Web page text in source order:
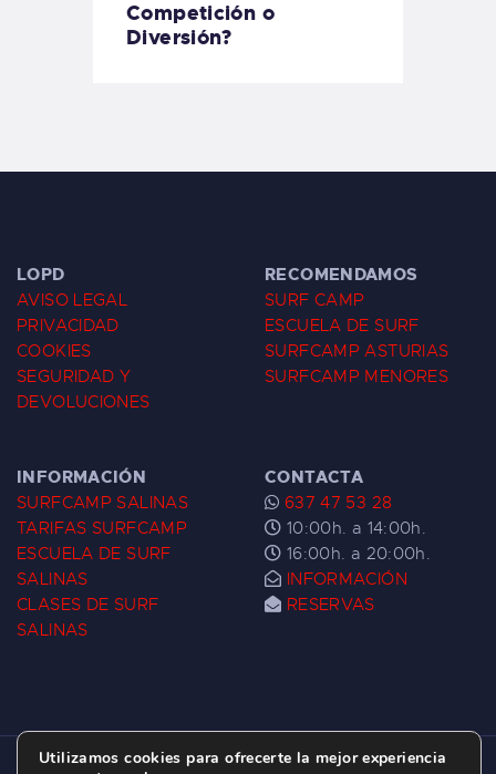
Competición o
Diversión?
LOPD
AVISO LEGAL
PRIVACIDAD
COOKIES
SEGURIDAD Y
DEVOLUCIONES
RECOMENDAMOS
SURF CAMP
ESCUELA DE SURF
SURFCAMP ASTURIAS
SURFCAMP MENORES
INFORMACIÓN
SURFCAMP SALINAS
TARIFAS SURFCAMP
ESCUELA DE SURF
SALINAS
CLASES DE SURF
SALINAS
CONTACTA
637 47 53 28
10:00h. a 14:00h.
16:00h. a 20:00h.
INFORMACIÓN
RESERVAS
Utilizamos cookies para ofrecerte la mejor experiencia